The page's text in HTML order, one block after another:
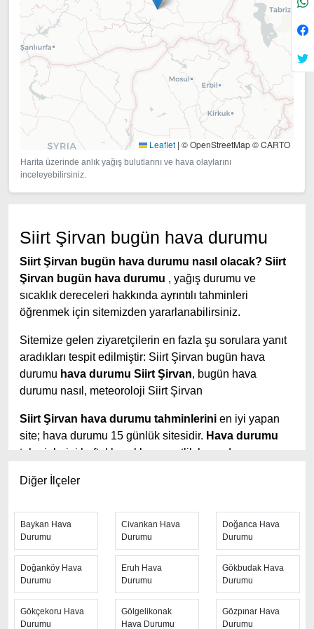
Leaflet | © OpenStreetMap © CARTO
Harita üzerinde anlık yağış bulutlarını ve hava olaylarını
inceleyebilirsiniz.
Siirt Şirvan bugün hava durumu
Siirt Şirvan bugün hava durumu nasıl olacak? Siirt
Şirvan bugün hava durumu , yağış durumu ve
sıcaklık dereceleri hakkında ayrıntılı tahminleri
öğrenmek için sitemizden yararlanabilirsiniz.
Sitemize gelen ziyaretçilerin en fazla şu sorulara yanıt
aradıkları tespit edilmiştir: Siirt Şirvan bugün hava
durumu hava durumu Siirt Şirvan, bugün hava
durumu nasıl, meteoroloji Siirt Şirvan
Siirt Şirvan hava durumu tahminlerini en iyi yapan
site; hava durumu 15 günlük sitesidir. Hava durumu
tahminlerini haftalık, aylık ve saatlik hava durumu
hava durumu 10 günlük hava durumu 15 güne kadar
daha fazla ayrıntının yer aldığı saatlik hava durumu
tahminlerini bulabilirsiniz. Bu sitede yer alan geniş
tahmin süreleri, kolay ve anlaşılır görseller ile
ziyaretçilerine kaliteli hizmet sunuyor. Ayrıca sitede
güncel Türkiye uydu radar görüntüleri ile bulutların
Diğer İlçeler
Baykan Hava
Durumu
Civankan Hava
Durumu
Doğanca Hava
Durumu
Doğanköy Hava
Durumu
Eruh Hava
Durumu
Gökbudak Hava
Durumu
Gökçekoru Hava
Durumu
Gölgelikonak
Hava Durumu
Gözpınar Hava
Durumu